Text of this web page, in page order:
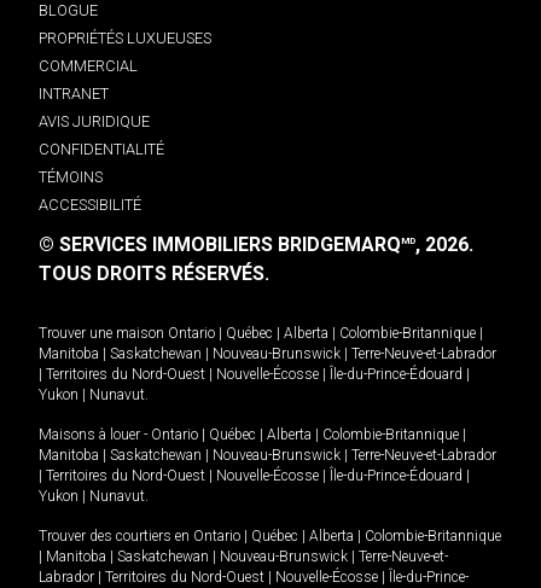
BLOGUE
PROPRIÉTÉS LUXUEUSES
COMMERCIAL
INTRANET
AVIS JURIDIQUE
CONFIDENTIALITÉ
TÉMOINS
ACCESSIBILITÉ
© SERVICES IMMOBILIERS BRIDGEMARQMD, 2026.
TOUS DROITS RÉSERVÉS.
Trouver une maison Ontario Québec Alberta Colombie-Britannique
Manitoba
Saskatchewan Nouveau-Brunswick
Terre-Neuve-et-Labrador
Territoires du Nord-Ouest Nouvelle-Écosse Île-du-Prince-Édouard
Yukon
Nunavut.
Maisons à louer - Ontario Québec Alberta Colombie-Britannique
Manitoba
Saskatchewan Nouveau-Brunswick
Terre-Neuve-et-Labrador
Territoires du Nord-Ouest Nouvelle-Écosse Île-du-Prince-Édouard
Yukon
Nunavut.
Trouver des courtiers en Ontario Québec Alberta
Colombie-Britannique
Manitoba Saskatchewan Nouveau-Brunswick
Terre-Neuve-et-
Labrador
Territoires du Nord-Ouest Nouvelle-Écosse
Île-du-Prince-